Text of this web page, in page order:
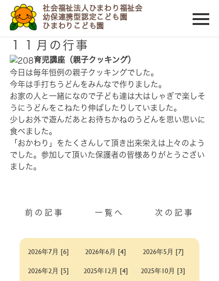
社会福祉法人ひまわり福祉会
幼保連携型認定こども園
ひまわりこども園
2012/11/10
１１月の行事
育児講座（親子クッキング）
今日は毎年恒例の親子クッキングでした。
今年は手打ちうどんをみんなで作りました。
お家の人と一緒になので子ども達は大はしゃぎで楽しそ
うにうどんをこねたり伸ばしたりしていました。
少しお外で遊んだあとお待ちかねのうどんを思い思いに
食べました。
「おかわり」をたくさんして頂き出来栄えは上々のよう
でした。参加して頂いた保護者の皆様ありがとうござい
ました。
前の記事 一覧へ 次の記事
2026年7月 [6] 2026年6月 [4]
2026年5月 [7]
2026年2月 [5]
2025年12月 [4]
2025年10月 [3]